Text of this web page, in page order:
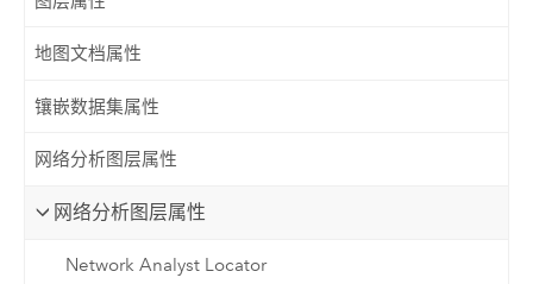
地图文档属性
镶嵌数据集属性
网络分析图层属性
网络分析图层属性
Network Analyst Locator